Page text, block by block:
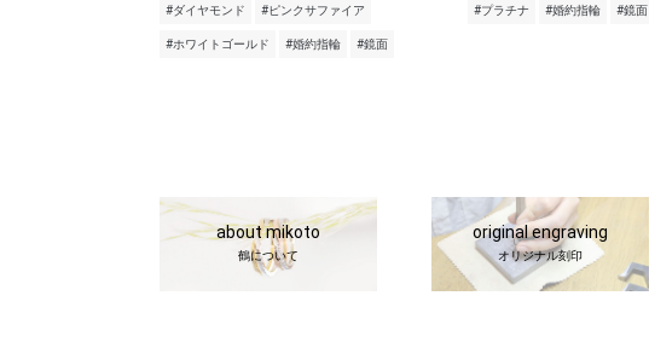
#ダイヤモンド #ピンクサファイア
#ホワイトゴールド #婚約指輪 #鏡面
#プラチナ #婚約指輪 #鏡面
about mikoto
鶴について
original engraving
オリジナル刻印